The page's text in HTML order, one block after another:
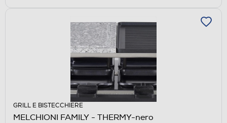
GRILL E BISTECCHIERE
MELCHIONI FAMILY - THERMY-nero